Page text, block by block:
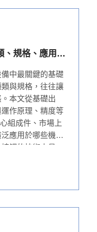
、規格、應用與
中最關鍵的基礎
與規格，往往讓
本文從基礎出
作原理、精度等
組成件、市場上
應用於哪些機械
觸的技術人員，
。